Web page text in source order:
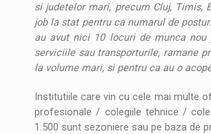
si judetelor mari, precum Cluj, Timis,
job la stat pentru ca numarul de
au avut nici 10 locuri de munca
serviciile sau transporturile, ramane
la volume mari, si pentru ca au o
Institutiile care vin cu cele mai multe
profesionale / colegiile tehnice /
1.500 sunt sezoniere sau pe baza de